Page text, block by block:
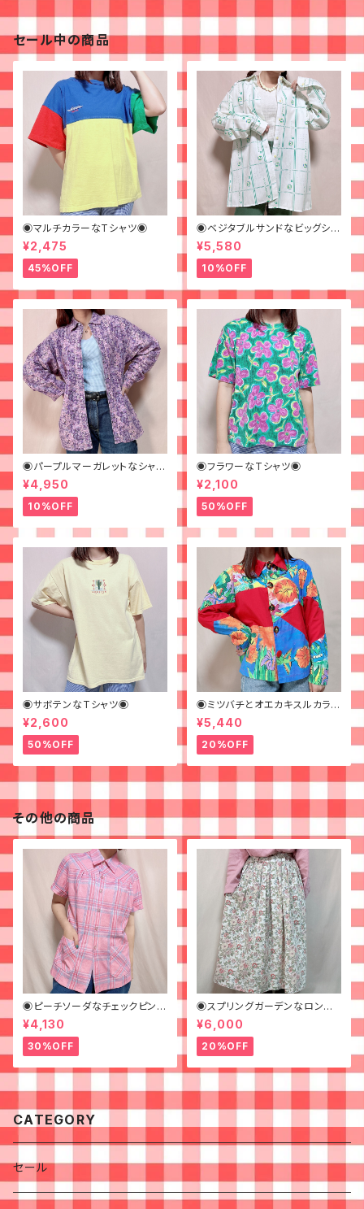
セール中の商品
◉マルチカラーなTシャツ◉
¥2,475
45%OFF
◉ベジタブルサンドなビッグシャ
ツ◉ 古着 柄シャツ 70s 緑 幾
何学模様
¥5,580
10%OFF
◉パープルマーガレットなシャツ
◉ 古着 花柄 紫
¥4,950
10%OFF
◉フラワーなTシャツ◉
¥2,100
50%OFF
◉サボテンなTシャツ◉
¥2,600
50%OFF
◉ミツバチとオエカキスルカラフ
ルペイントなジャケット◉
¥5,440
20%OFF
その他の商品
◉ピーチソーダなチェックピンク
シャツ◉古着 半袖シャツ
¥4,130
30%OFF
◉スプリングガーデンなロング
スカート◉ 古着 花柄 クリーム
ピンク 春
¥6,000
20%OFF
CATEGORY
セール